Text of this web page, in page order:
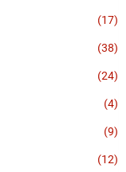
(17)
(38)
(24)
(4)
(9)
(12)